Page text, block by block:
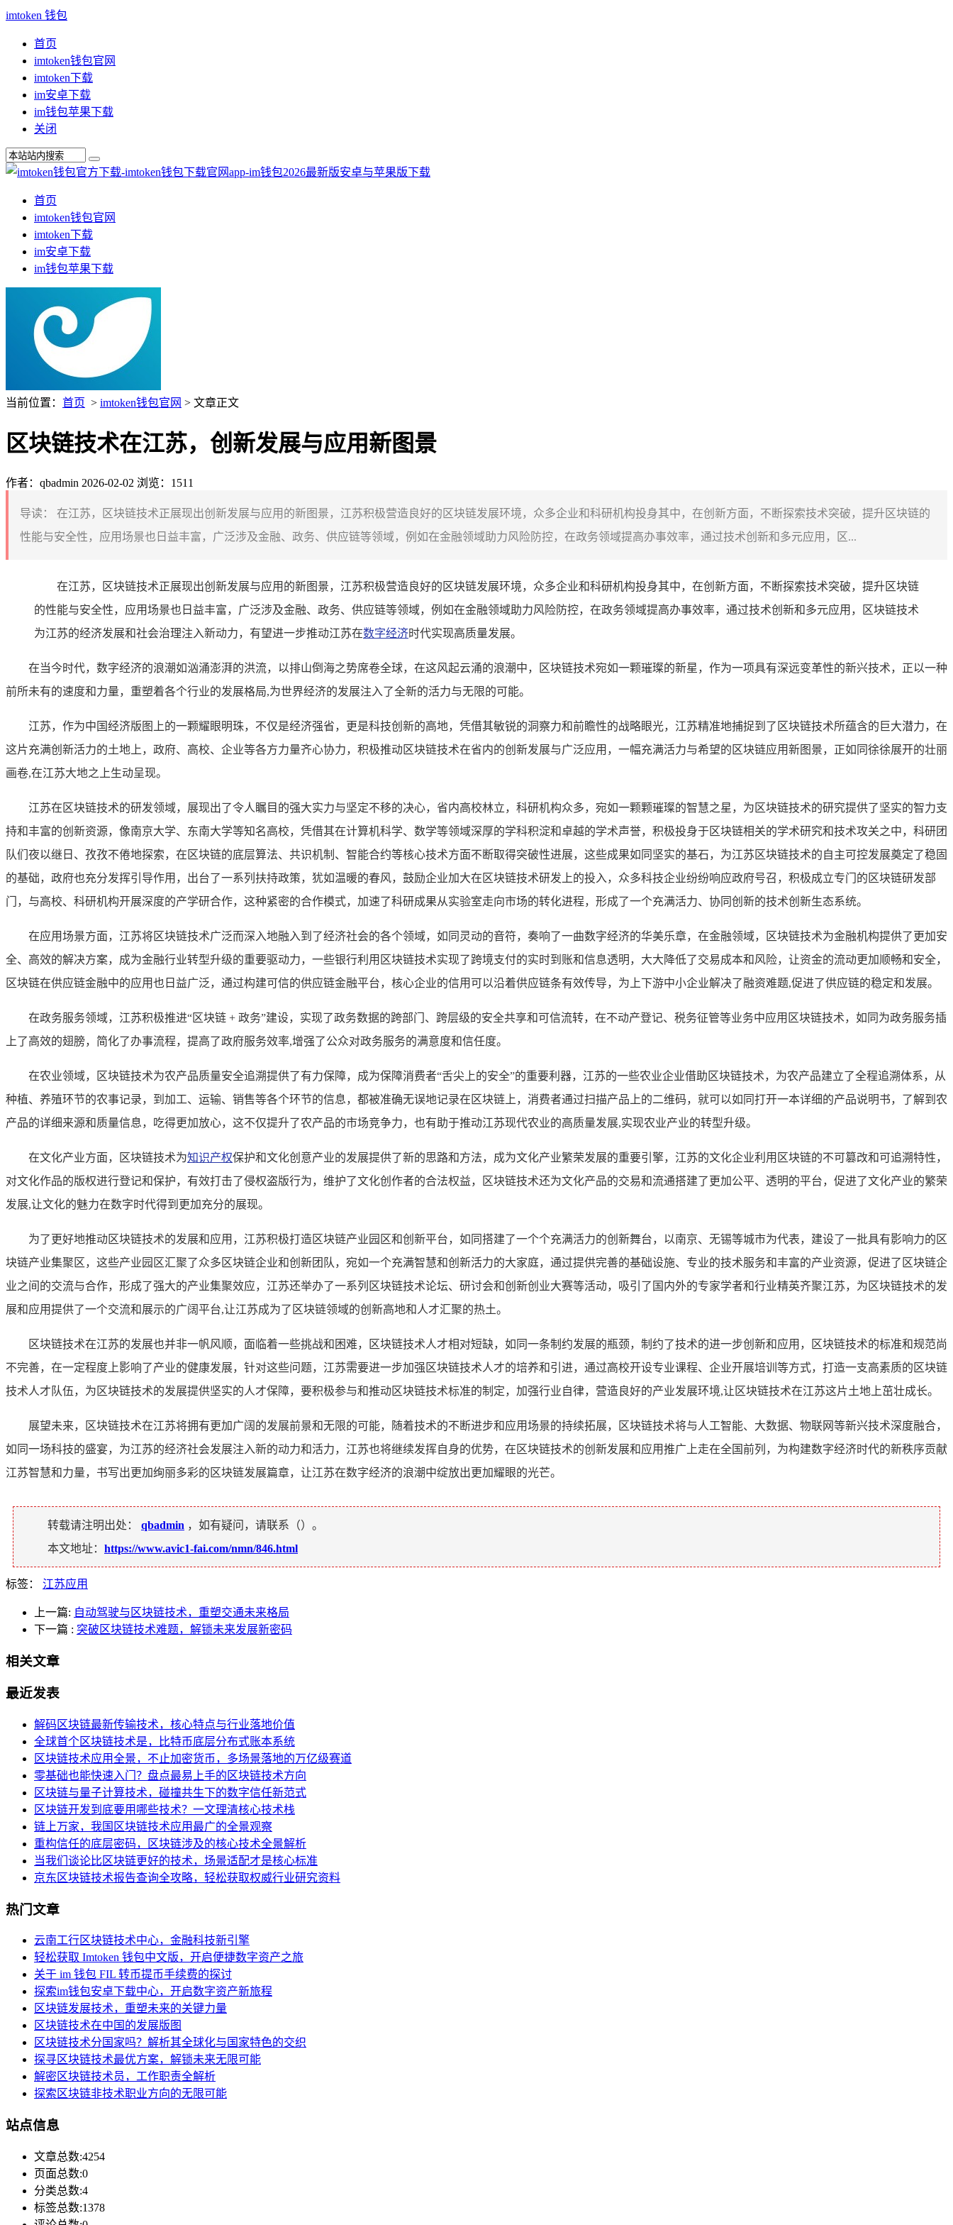
imtoken 钱包
首页
imtoken钱包官网
imtoken下载
im安卓下载
im钱包苹果下载
关闭
首页
imtoken钱包官网
imtoken下载
im安卓下载
im钱包苹果下载
当前位置： 首页 > imtoken钱包官网 > 文章正文
区块链技术在江苏，创新发展与应用新图景
作者：qbadmin 2026-02-02 浏览：1511
导读：
在江苏，区块链技术正展现出创新发展与应用的新图景，江苏积极营造良好的区块链发展环境，众多企业和科研机构投身其中，在创新方面，不断探索技术突破，提升区块链的
性能与安全性，应用场景也日益丰富，广泛涉及金融、政务、供应链等领域，例如在金融领域助力风险防控，在政务领域提高办事效率，通过技术创新和多元应用，区...
在江苏，区块链技术正展现出创新发展与应用的新图景，江苏积极营造良好的区块链发展环境，众多企业和科研机构投身其中，在创新方面，不断探索技术突破，提升区块链
的性能与安全性，应用场景也日益丰富，广泛涉及金融、政务、供应链等领域，例如在金融领域助力风险防控，在政务领域提高办事效率，通过技术创新和多元应用，区块链技术
为江苏的经济发展和社会治理注入新动力，有望进一步推动江苏在数字经济时代实现高质量发展。
在当今时代，数字经济的浪潮如汹涌澎湃的洪流，以排山倒海之势席卷全球，在这风起云涌的浪潮中，区块链技术宛如一颗璀璨的新星，作为一项具有深远变革性的新兴技术，正以一种
前所未有的速度和力量，重塑着各个行业的发展格局,为世界经济的发展注入了全新的活力与无限的可能。
江苏，作为中国经济版图上的一颗耀眼明珠，不仅是经济强省，更是科技创新的高地，凭借其敏锐的洞察力和前瞻性的战略眼光，江苏精准地捕捉到了区块链技术所蕴含的巨大潜力，在
这片充满创新活力的土地上，政府、高校、企业等各方力量齐心协力，积极推动区块链技术在省内的创新发展与广泛应用，一幅充满活力与希望的区块链应用新图景，正如同徐徐展开的壮丽
画卷,在江苏大地之上生动呈现。
江苏在区块链技术的研发领域，展现出了令人瞩目的强大实力与坚定不移的决心，省内高校林立，科研机构众多，宛如一颗颗璀璨的智慧之星，为区块链技术的研究提供了坚实的智力支
持和丰富的创新资源，像南京大学、东南大学等知名高校，凭借其在计算机科学、数学等领域深厚的学科积淀和卓越的学术声誉，积极投身于区块链相关的学术研究和技术攻关之中，科研团
队们夜以继日、孜孜不倦地探索，在区块链的底层算法、共识机制、智能合约等核心技术方面不断取得突破性进展，这些成果如同坚实的基石，为江苏区块链技术的自主可控发展奠定了稳固
的基础，政府也充分发挥引导作用，出台了一系列扶持政策，犹如温暖的春风，鼓励企业加大在区块链技术研发上的投入，众多科技企业纷纷响应政府号召，积极成立专门的区块链研发部
门，与高校、科研机构开展深度的产学研合作，这种紧密的合作模式，加速了科研成果从实验室走向市场的转化进程，形成了一个充满活力、协同创新的技术创新生态系统。
在应用场景方面，江苏将区块链技术广泛而深入地融入到了经济社会的各个领域，如同灵动的音符，奏响了一曲数字经济的华美乐章，在金融领域，区块链技术为金融机构提供了更加安
全、高效的解决方案，成为金融行业转型升级的重要驱动力，一些银行利用区块链技术实现了跨境支付的实时到账和信息透明，大大降低了交易成本和风险，让资金的流动更加顺畅和安全，
区块链在供应链金融中的应用也日益广泛，通过构建可信的供应链金融平台，核心企业的信用可以沿着供应链条有效传导，为上下游中小企业解决了融资难题,促进了供应链的稳定和发展。
在政务服务领域，江苏积极推进“区块链 + 政务”建设，实现了政务数据的跨部门、跨层级的安全共享和可信流转，在不动产登记、税务征管等业务中应用区块链技术，如同为政务服务插
上了高效的翅膀，简化了办事流程，提高了政府服务效率,增强了公众对政务服务的满意度和信任度。
在农业领域，区块链技术为农产品质量安全追溯提供了有力保障，成为保障消费者“舌尖上的安全”的重要利器，江苏的一些农业企业借助区块链技术，为农产品建立了全程追溯体系，从
种植、养殖环节的农事记录，到加工、运输、销售等各个环节的信息，都被准确无误地记录在区块链上，消费者通过扫描产品上的二维码，就可以如同打开一本详细的产品说明书，了解到农
产品的详细来源和质量信息，吃得更加放心，这不仅提升了农产品的市场竞争力，也有助于推动江苏现代农业的高质量发展,实现农业产业的转型升级。
在文化产业方面，区块链技术为知识产权保护和文化创意产业的发展提供了新的思路和方法，成为文化产业繁荣发展的重要引擎，江苏的文化企业利用区块链的不可篡改和可追溯特性，
对文化作品的版权进行登记和保护，有效打击了侵权盗版行为，维护了文化创作者的合法权益，区块链技术还为文化产品的交易和流通搭建了更加公平、透明的平台，促进了文化产业的繁荣
发展,让文化的魅力在数字时代得到更加充分的展现。
为了更好地推动区块链技术的发展和应用，江苏积极打造区块链产业园区和创新平台，如同搭建了一个个充满活力的创新舞台，以南京、无锡等城市为代表，建设了一批具有影响力的区
块链产业集聚区，这些产业园区汇聚了众多区块链企业和创新团队，宛如一个充满智慧和创新活力的大家庭，通过提供完善的基础设施、专业的技术服务和丰富的产业资源，促进了区块链企
业之间的交流与合作，形成了强大的产业集聚效应，江苏还举办了一系列区块链技术论坛、研讨会和创新创业大赛等活动，吸引了国内外的专家学者和行业精英齐聚江苏，为区块链技术的发
展和应用提供了一个交流和展示的广阔平台,让江苏成为了区块链领域的创新高地和人才汇聚的热土。
区块链技术在江苏的发展也并非一帆风顺，面临着一些挑战和困难，区块链技术人才相对短缺，如同一条制约发展的瓶颈，制约了技术的进一步创新和应用，区块链技术的标准和规范尚
不完善，在一定程度上影响了产业的健康发展，针对这些问题，江苏需要进一步加强区块链技术人才的培养和引进，通过高校开设专业课程、企业开展培训等方式，打造一支高素质的区块链
技术人才队伍，为区块链技术的发展提供坚实的人才保障，要积极参与和推动区块链技术标准的制定，加强行业自律，营造良好的产业发展环境,让区块链技术在江苏这片土地上茁壮成长。
展望未来，区块链技术在江苏将拥有更加广阔的发展前景和无限的可能，随着技术的不断进步和应用场景的持续拓展，区块链技术将与人工智能、大数据、物联网等新兴技术深度融合，
如同一场科技的盛宴，为江苏的经济社会发展注入新的动力和活力，江苏也将继续发挥自身的优势，在区块链技术的创新发展和应用推广上走在全国前列，为构建数字经济时代的新秩序贡献
江苏智慧和力量，书写出更加绚丽多彩的区块链发展篇章，让江苏在数字经济的浪潮中绽放出更加耀眼的光芒。
转载请注明出处： qbadmin ，如有疑问，请联系（）。
本文地址： https://www.avic1-fai.com/nmn/846.html
标签： 江苏应用
上一篇: 自动驾驶与区块链技术，重塑交通未来格局
下一篇 : 突破区块链技术难题，解锁未来发展新密码
相关文章
最近发表
解码区块链最新传输技术，核心特点与行业落地价值
全球首个区块链技术是，比特币底层分布式账本系统
区块链技术应用全景，不止加密货币，多场景落地的万亿级赛道
零基础也能快速入门？盘点最易上手的区块链技术方向
区块链与量子计算技术，碰撞共生下的数字信任新范式
区块链开发到底要用哪些技术？一文理清核心技术栈
链上万家，我国区块链技术应用最广的全景观察
重构信任的底层密码，区块链涉及的核心技术全景解析
当我们谈论比区块链更好的技术，场景适配才是核心标准
京东区块链技术报告查询全攻略，轻松获取权威行业研究资料
热门文章
云南工行区块链技术中心，金融科技新引擎
轻松获取 Imtoken 钱包中文版，开启便捷数字资产之旅
关于 im 钱包 FIL 转币提币手续费的探讨
探索im钱包安卓下载中心，开启数字资产新旅程
区块链发展技术，重塑未来的关键力量
区块链技术在中国的发展版图
区块链技术分国家吗？解析其全球化与国家特色的交织
探寻区块链技术最优方案，解锁未来无限可能
解密区块链技术员，工作职责全解析
探索区块链非技术职业方向的无限可能
站点信息
文章总数:4254
页面总数:0
分类总数:4
标签总数:1378